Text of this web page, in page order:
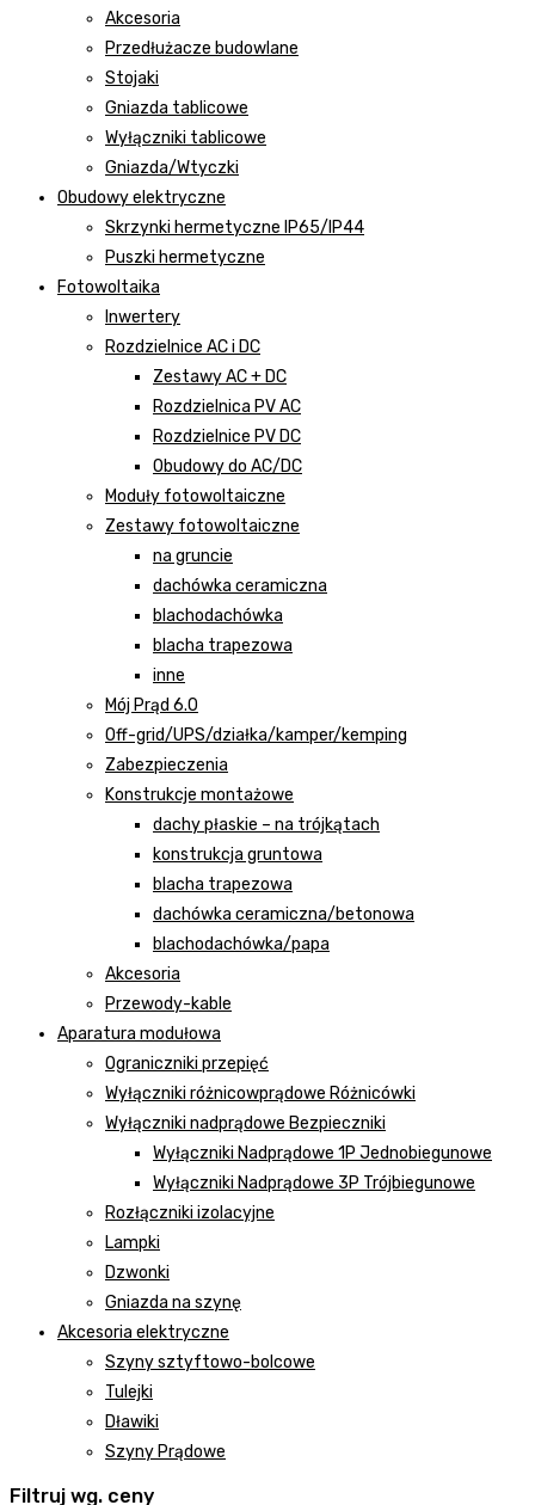
Akcesoria
Przedłużacze budowlane
Stojaki
Gniazda tablicowe
Wyłączniki tablicowe
Gniazda/Wtyczki
Obudowy elektryczne
Skrzynki hermetyczne IP65/IP44
Puszki hermetyczne
Fotowoltaika
Inwertery
Rozdzielnice AC i DC
Zestawy AC + DC
Rozdzielnica PV AC
Rozdzielnice PV DC
Obudowy do AC/DC
Moduły fotowoltaiczne
Zestawy fotowoltaiczne
na gruncie
dachówka ceramiczna
blachodachówka
blacha trapezowa
inne
Mój Prąd 6.0
Off-grid/UPS/działka/kamper/kemping
Zabezpieczenia
Konstrukcje montażowe
dachy płaskie – na trójkątach
konstrukcja gruntowa
blacha trapezowa
dachówka ceramiczna/betonowa
blachodachówka/papa
Akcesoria
Przewody-kable
Aparatura modułowa
Ograniczniki przepięć
Wyłączniki różnicowprądowe Różnicówki
Wyłączniki nadprądowe Bezpieczniki
Wyłączniki Nadprądowe 1P Jednobiegunowe
Wyłączniki Nadprądowe 3P Trójbiegunowe
Rozłączniki izolacyjne
Lampki
Dzwonki
Gniazda na szynę
Akcesoria elektryczne
Szyny sztyftowo-bolcowe
Tulejki
Dławiki
Szyny Prądowe
Filtruj wg. ceny